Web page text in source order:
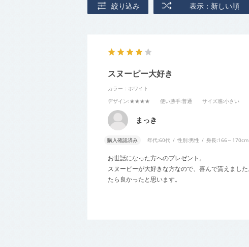
絞り込み 表示：新しい順
スヌーピー大好き
カラー：ホワイト
デザイン:★★★★ 使い勝手:普通 サイズ感:小さい
まっき
購入確認済み 年代:60代 性別:男性 身長:166～170cm
お世話になった方へのプレゼント。
スヌーピーが大好きな方なので、喜んで貰えまし
たら良かったと思います。